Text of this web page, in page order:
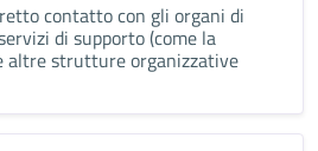
contatto con gli organi di
di supporto (come la
altre strutture organizzative